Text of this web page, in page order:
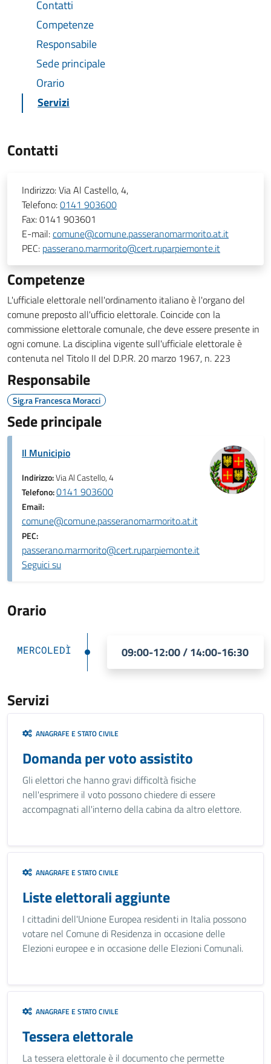
Contatti
Competenze
Responsabile
Sede principale
Orario
Servizi
Contatti
Indirizzo:Via Al Castello, 4,
Telefono:0141 903600
Fax:0141 903601
E-mail:comune@comune.passeranomarmorito.at.it
PEC: passerano.marmorito@cert.ruparpiemonte.it
Competenze
L'ufficiale elettorale nell'ordinamento italiano è l'organo del
comune preposto all'ufficio elettorale. Coincide con la
commissione elettorale comunale, che deve essere presente in
ogni comune. La disciplina vigente sull'ufficiale elettorale è
contenuta nel Titolo II del D.P.R. 20 marzo 1967, n. 223
Responsabile
Sig.ra Francesca Moracci
Sede principale
Il Municipio
Indirizzo:Via Al Castello, 4
Telefono:0141 903600
Email:
comune@comune.passeranomarmorito.at.it
PEC:
passerano.marmorito@cert.ruparpiemonte.it
Seguici su
Orario
MERCOLEDÌ 09:00-12:00 / 14:00-16:30
Servizi
ANAGRAFE E STATO CIVILE
Domanda per voto assistito
Gli elettori che hanno gravi difficoltà fisiche
nell'esprimere il voto possono chiedere di essere
accompagnati all'interno della cabina da altro elettore.
ANAGRAFE E STATO CIVILE
Liste elettorali aggiunte
I cittadini dell'Unione Europea residenti in Italia possono
votare nel Comune di Residenza in occasione delle
Elezioni europee e in occasione delle Elezioni Comunali.
ANAGRAFE E STATO CIVILE
Tessera elettorale
La tessera elettorale è il documento che permette